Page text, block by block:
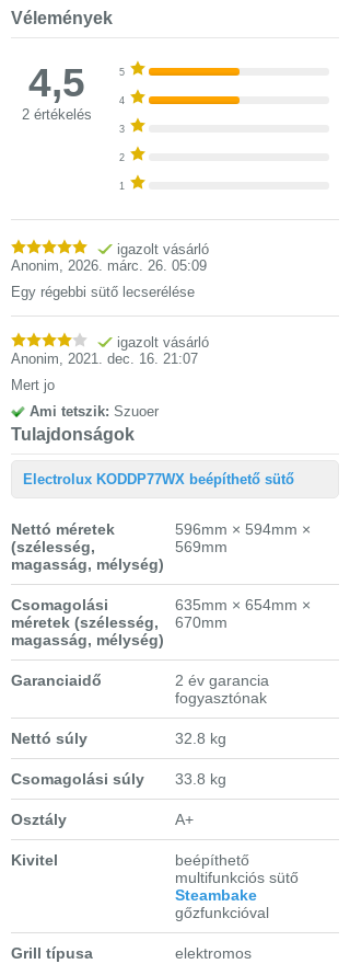
Vélemények
4,5
2 értékelés
5
4
3
2
1
igazolt vásárló
Anonim, 2026. márc. 26. 05:09
Egy régebbi sütő lecserélése
igazolt vásárló
Anonim, 2021. dec. 16. 21:07
Mert jo
Ami tetszik: Szuoer
Tulajdonságok
Electrolux KODDP77WX beépíthető sütő
Nettó méretek
(szélesség,
magasság, mélység)
596mm × 594mm ×
569mm
Csomagolási
méretek (szélesség,
magasság, mélység)
635mm × 654mm ×
670mm
Garanciaidő
2 év garancia
fogyasztónak
Nettó súly 32.8 kg
Csomagolási súly 33.8 kg
Osztály A+
Kivitel
beépíthető
multifunkciós sütő
Steambake
gőzfunkcióval
Grill típusa elektromos